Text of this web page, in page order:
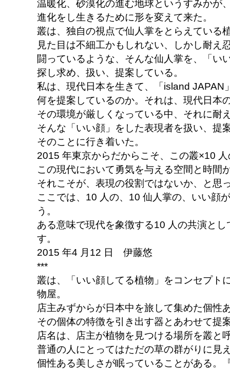
温暖化、砂漠化の進む地球というすみかが
進化をし生きるために形を変えて来た。
叢は、独自の視点で仙人掌をとらえている
見た目は不細工かもしれない、しかし耐え
闘っているような、そんな仙人掌を、「い
探し求め、扱い、提案している。
私は、現代日本を生きて、「island JAPAN
何を提案しているのか。それは、現代日本
その環境が厳しくなっている中、それに耐
そんな「いい顔」をした表現者を扱い、提
そのことに行き着いた。
2015 年東京からだからこそ、この叢×10
この現代において勇気を与える空間と時間
それこそが、表現の役割ではないか、と思
ここでは、10 人の、10 仙人掌の、いい顔
う。
ある意味で現代を象徴する10 人の共演と
す。
2015 年4 月12 日 伊藤悠
***
叢は、「いい顔してる植物」をコンセプト
物屋。
店主みずからが日本中を旅して集めた個性
その個体の特徴を引き出す器とあわせて提
店名は、店主が植物を見つける場所を叢と
普通の人にとってはただの草の群がりに見
個性ある美しさが眠っていることがある。